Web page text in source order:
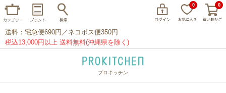
0 0
送料：宅急便690円／ネコポス便350円
税込13,000円以上 送料無料(沖縄県を除く)
プロキッチン